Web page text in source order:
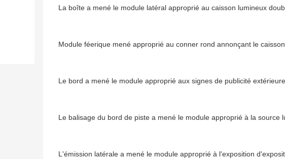
La boîte a mené le module latéral approprié au caisson lumineux
Module féerique mené approprié au conner rond annonçant le
Le bord a mené le module approprié aux signes de publicité extérieure
Le balisage du bord de piste a mené le module approprié à la source
L'émission latérale a mené le module approprié à l'exposition